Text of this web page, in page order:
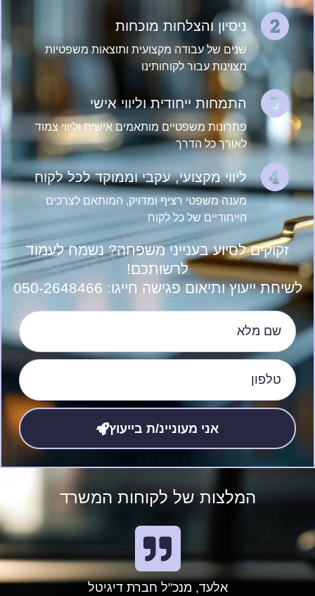
ניסיון והצלחות מוכחות
שנים של עבודה מקצועית ותוצאות משפטיות
מצוינות עבור לקוחותינו
התמחות ייחודית וליווי אישי
פתרונות משפטיים מותאמים אישית וליווי צמוד
לאורך כל הדרך
ליווי מקצועי, עקבי וממוקד לכל לקוח
מענה משפטי רציף ומדויק, המותאם לצרכים
הייחודיים של כל לקוח
זקוקים לסיוע בענייני משפחה? נשמח לעמוד
לרשותכם!
לשיחת ייעוץ ותיאום פגישה חייגו: 050-2648466
אני מעוניינ/ת בייעוץ
המלצות של לקוחות המשרד
אלעד, מנכ"ל חברת דיגיטל